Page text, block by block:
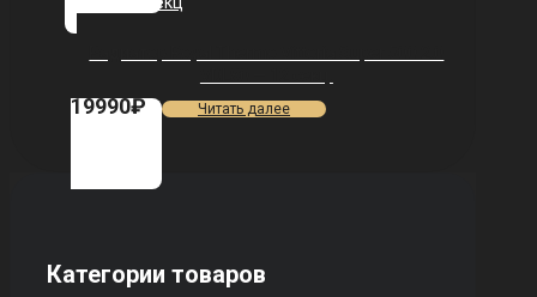
19990₽ Читать далее
Категории товаров